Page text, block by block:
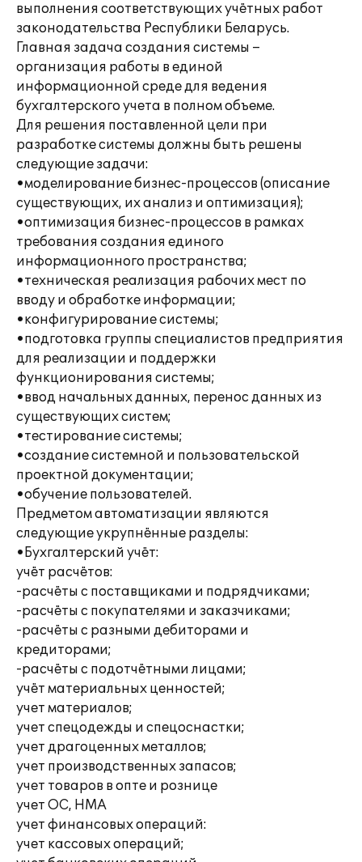
выполнения соответствующих учётных работ
законодательства Республики Беларусь.
Главная задача создания системы –
организация работы в единой
информационной среде для ведения
бухгалтерского учета в полном объеме.
Для решения поставленной цели при
разработке системы должны быть решены
следующие задачи:
•моделирование бизнес-процессов (описание
существующих, их анализ и оптимизация);
•оптимизация бизнес-процессов в рамках
требования создания единого
информационного пространства;
•техническая реализация рабочих мест по
вводу и обработке информации;
•конфигурирование системы;
•подготовка группы специалистов предприятия
для реализации и поддержки
функционирования системы;
•ввод начальных данных, перенос данных из
существующих систем;
•тестирование системы;
•создание системной и пользовательской
проектной документации;
•обучение пользователей.
Предметом автоматизации являются
следующие укрупнённые разделы:
•Бухгалтерский учёт:
учёт расчётов:
-расчёты с поставщиками и подрядчиками;
-расчёты с покупателями и заказчиками;
-расчёты с разными дебиторами и
кредиторами;
-расчёты с подотчётными лицами;
учёт материальных ценностей;
учет материалов;
учет спецодежды и спецоснастки;
учет драгоценных металлов;
учет производственных запасов;
учет товаров в опте и рознице
учет ОС, НМА
учет финансовых операций:
учет кассовых операций;